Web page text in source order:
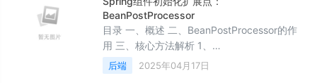
BeanPostProcessor
目录 一、概述 二、BeanPostProcessor的作
用 三、核心方法解析 1、
postProcessBeforeInitialization 2、
postProcessAfterInitialization 四、实战案例
后端 2025年04月17日